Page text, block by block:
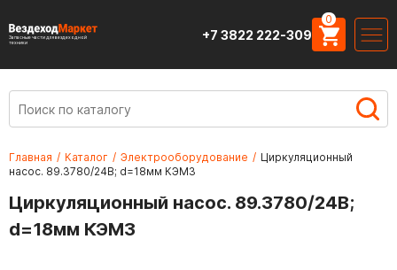
Запасные части для вездеходной
техники
+7 3822 222-309
0
Главная / Каталог / Электрооборудование / Циркуляционный
насос. 89.3780/24В; d=18мм КЭМЗ
Циркуляционный насос. 89.3780/24В;
d=18мм КЭМЗ